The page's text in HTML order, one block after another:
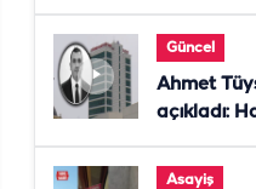
Güncel
Ahmet
açıkladı:
ölmezdim"
Asayiş